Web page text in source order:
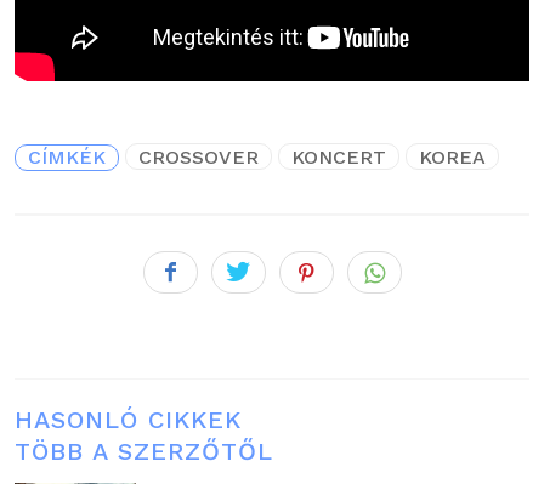
CÍMKÉK CROSSOVER KONCERT KOREA
HASONLÓ CIKKEK
TÖBB A SZERZŐTŐL